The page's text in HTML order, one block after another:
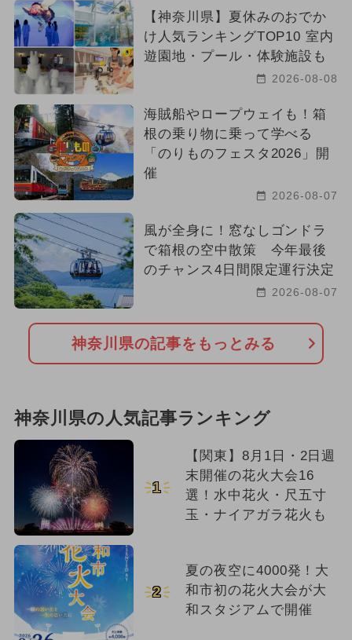
【神奈川県】夏休みのおでか
け人気ランキングTOP10 室内
遊園地・プール・体験施設も
2026-08-08
海賊船やロープウェイも！箱
根の乗り物に乗って学べる
「のりものフェスタ2026」開
催
2026-08-07
風が全身に！窓なしゴンドラ
で箱根の空中散策 今年最後
のチャンス4日間限定運行決定
2026-08-07
神奈川県の記事をもっとみる
神奈川県の人気記事ランキング
1
【関東】8月1日・2日週
末開催の花火大会16
選！水中花火・尺五寸
玉・ナイアガラ花火も
2
夏の夜空に4000発！大
和市初の花火大会が大
和スタジアムで開催